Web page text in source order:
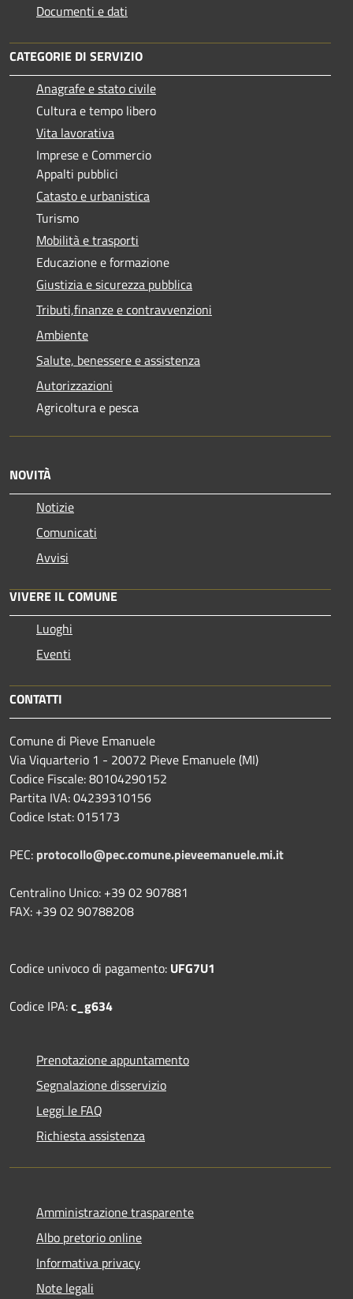
Documenti e dati
CATEGORIE DI SERVIZIO
Anagrafe e stato civile
Cultura e tempo libero
Vita lavorativa
Imprese e Commercio
Appalti pubblici
Catasto e urbanistica
Turismo
Mobilità e trasporti
Educazione e formazione
Giustizia e sicurezza pubblica
Tributi,finanze e contravvenzioni
Ambiente
Salute, benessere e assistenza
Autorizzazioni
Agricoltura e pesca
NOVITÀ
Notizie
Comunicati
Avvisi
VIVERE IL COMUNE
Luoghi
Eventi
CONTATTI
Comune di Pieve Emanuele
Via Viquarterio 1 - 20072 Pieve Emanuele (MI)
Codice Fiscale: 80104290152
Partita IVA: 04239310156
Codice Istat: 015173
PEC: protocollo@pec.comune.pieveemanuele.mi.it
Centralino Unico: +39 02 907881
FAX: +39 02 90788208
Codice univoco di pagamento: UFG7U1
Codice IPA:c_g634
Prenotazione appuntamento
Segnalazione disservizio
Leggi le FAQ
Richiesta assistenza
Amministrazione trasparente
Albo pretorio online
Informativa privacy
Note legali